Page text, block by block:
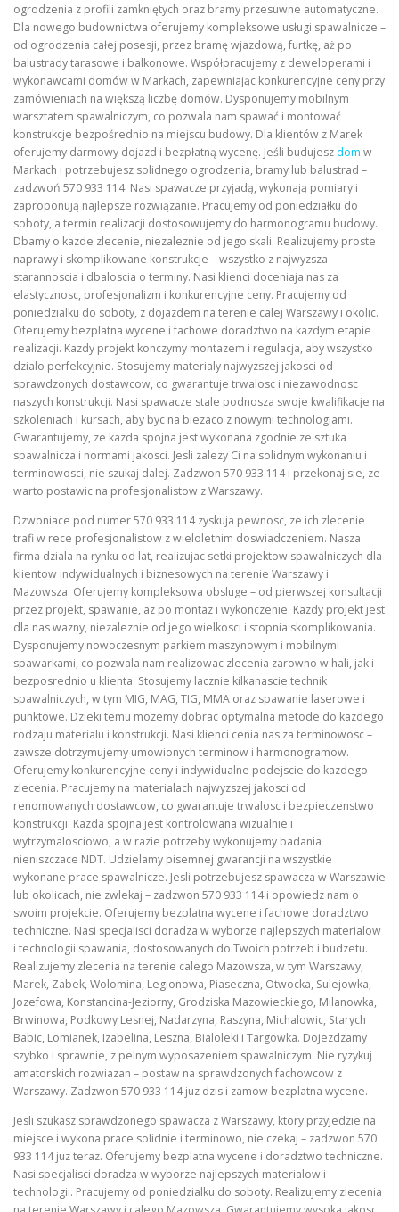
ogrodzenia z profili zamkniętych oraz bramy przesuwne automatyczne.
Dla nowego budownictwa oferujemy kompleksowe usługi spawalnicze –
od ogrodzenia całej posesji, przez bramę wjazdową, furtkę, aż po
balustrady tarasowe i balkonowe. Współpracujemy z deweloperami i
wykonawcami domów w Markach, zapewniając konkurencyjne ceny przy
zamówieniach na większą liczbę domów. Dysponujemy mobilnym
warsztatem spawalniczym, co pozwala nam spawać i montować
konstrukcje bezpośrednio na miejscu budowy. Dla klientów z Marek
oferujemy darmowy dojazd i bezpłatną wycenę. Jeśli budujesz dom w
Markach i potrzebujesz solidnego ogrodzenia, bramy lub balustrad –
zadzwoń 570 933 114. Nasi spawacze przyjadą, wykonają pomiary i
zaproponują najlepsze rozwiązanie. Pracujemy od poniedziałku do
soboty, a termin realizacji dostosowujemy do harmonogramu budowy.
Dbamy o kazde zlecenie, niezaleznie od jego skali. Realizujemy proste
naprawy i skomplikowane konstrukcje – wszystko z najwyzsza
starannoscia i dbaloscia o terminy. Nasi klienci doceniaja nas za
elastycznosc, profesjonalizm i konkurencyjne ceny. Pracujemy od
poniedzialku do soboty, z dojazdem na terenie calej Warszawy i okolic.
Oferujemy bezplatna wycene i fachowe doradztwo na kazdym etapie
realizacji. Kazdy projekt konczymy montazem i regulacja, aby wszystko
dzialo perfekcyjnie. Stosujemy materialy najwyzszej jakosci od
sprawdzonych dostawcow, co gwarantuje trwalosc i niezawodnosc
naszych konstrukcji. Nasi spawacze stale podnosza swoje kwalifikacje na
szkoleniach i kursach, aby byc na biezaco z nowymi technologiami.
Gwarantujemy, ze kazda spojna jest wykonana zgodnie ze sztuka
spawalnicza i normami jakosci. Jesli zalezy Ci na solidnym wykonaniu i
terminowosci, nie szukaj dalej. Zadzwon 570 933 114 i przekonaj sie, ze
warto postawic na profesjonalistow z Warszawy.
Dzwoniace pod numer 570 933 114 zyskuja pewnosc, ze ich zlecenie
trafi w rece profesjonalistow z wieloletnim doswiadczeniem. Nasza
firma dziala na rynku od lat, realizujac setki projektow spawalniczych dla
klientow indywidualnych i biznesowych na terenie Warszawy i
Mazowsza. Oferujemy kompleksowa obsluge – od pierwszej konsultacji
przez projekt, spawanie, az po montaz i wykonczenie. Kazdy projekt jest
dla nas wazny, niezaleznie od jego wielkosci i stopnia skomplikowania.
Dysponujemy nowoczesnym parkiem maszynowym i mobilnymi
spawarkami, co pozwala nam realizowac zlecenia zarowno w hali, jak i
bezposrednio u klienta. Stosujemy lacznie kilkanascie technik
spawalniczych, w tym MIG, MAG, TIG, MMA oraz spawanie laserowe i
punktowe. Dzieki temu mozemy dobrac optymalna metode do kazdego
rodzaju materialu i konstrukcji. Nasi klienci cenia nas za terminowosc –
zawsze dotrzymujemy umowionych terminow i harmonogramow.
Oferujemy konkurencyjne ceny i indywidualne podejscie do kazdego
zlecenia. Pracujemy na materialach najwyzszej jakosci od
renomowanych dostawcow, co gwarantuje trwalosc i bezpieczenstwo
konstrukcji. Kazda spojna jest kontrolowana wizualnie i
wytrzymalosciowo, a w razie potrzeby wykonujemy badania
nieniszczace NDT. Udzielamy pisemnej gwarancji na wszystkie
wykonane prace spawalnicze. Jesli potrzebujesz spawacza w Warszawie
lub okolicach, nie zwlekaj – zadzwon 570 933 114 i opowiedz nam o
swoim projekcie. Oferujemy bezplatna wycene i fachowe doradztwo
techniczne. Nasi specjalisci doradza w wyborze najlepszych materialow
i technologii spawania, dostosowanych do Twoich potrzeb i budzetu.
Realizujemy zlecenia na terenie calego Mazowsza, w tym Warszawy,
Marek, Zabek, Wolomina, Legionowa, Piaseczna, Otwocka, Sulejowka,
Jozefowa, Konstancina-Jeziorny, Grodziska Mazowieckiego, Milanowka,
Brwinowa, Podkowy Lesnej, Nadarzyna, Raszyna, Michalowic, Starych
Babic, Lomianek, Izabelina, Leszna, Bialoleki i Targowka. Dojezdzamy
szybko i sprawnie, z pelnym wyposazeniem spawalniczym. Nie ryzykuj
amatorskich rozwiazan – postaw na sprawdzonych fachowcow z
Warszawy. Zadzwon 570 933 114 juz dzis i zamow bezplatna wycene.
Jesli szukasz sprawdzonego spawacza z Warszawy, ktory przyjedzie na
miejsce i wykona prace solidnie i terminowo, nie czekaj – zadzwon 570
933 114 juz teraz. Oferujemy bezplatna wycene i doradztwo techniczne.
Nasi specjalisci doradza w wyborze najlepszych materialow i
technologii. Pracujemy od poniedzialku do soboty. Realizujemy zlecenia